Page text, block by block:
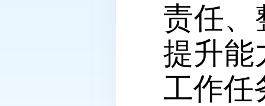
责任、
提升能
工作任